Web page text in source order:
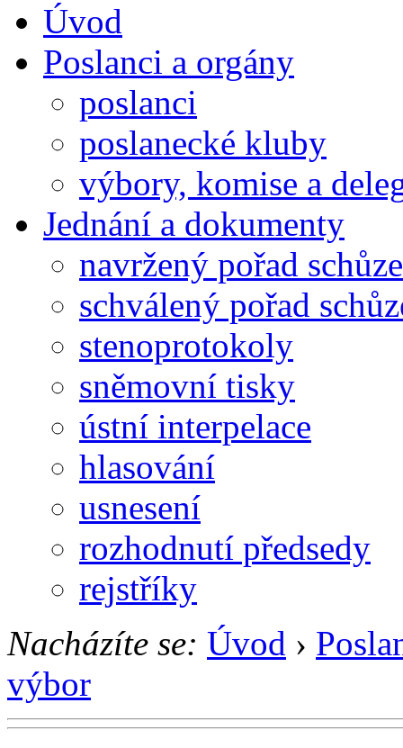
Úvod
Poslanci a orgány
poslanci
poslanecké kluby
výbory, komise a
Jednání a dokumenty
navržený pořad schůze
schválený pořad
stenoprotokoly
sněmovní tisky
ústní interpelace
hlasování
usnesení
rozhodnutí předsedy
rejstříky
Nacházíte se: Úvod ›
výbor